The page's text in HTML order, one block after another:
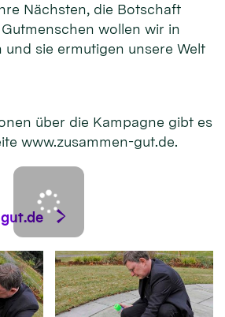
Nächsten, die Botschaft
wollen wir in
und sie ermutigen unsere Welt
über die Kampagne gibt es
www.zusammen-gut.de.